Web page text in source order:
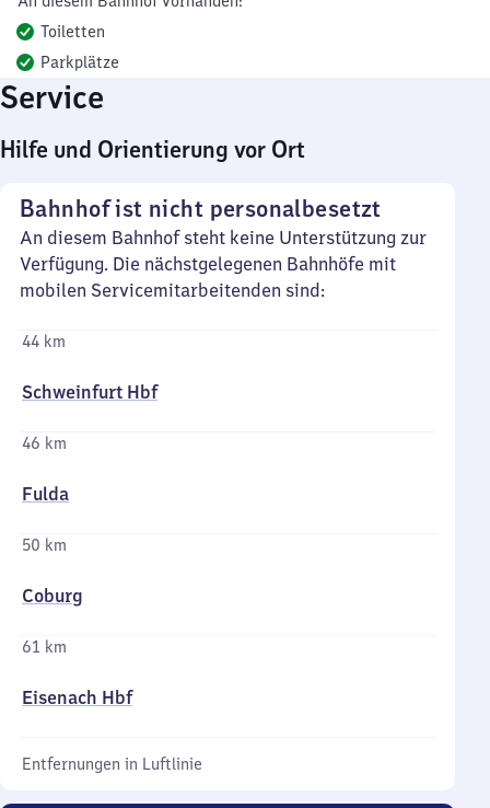
Toiletten
Parkplätze
Service
Hilfe und Orientierung vor Ort
Bahnhof ist nicht personalbesetzt
An diesem Bahnhof steht keine Unterstützung zur
Verfügung. Die nächstgelegenen Bahnhöfe mit
mobilen Servicemitarbeitenden sind:
44 km
Schweinfurt Hbf
46 km
Fulda
50 km
Coburg
61 km
Eisenach Hbf
Entfernungen in Luftlinie